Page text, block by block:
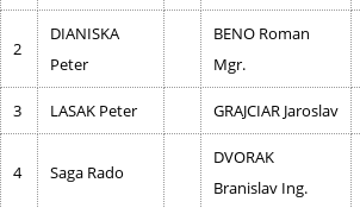
2
DIANISKA
Peter
BENO Roman
Mgr.
3 LASAK Peter GRAJCIAR Jaroslav
4 Saga Rado
DVORAK
Branislav Ing.